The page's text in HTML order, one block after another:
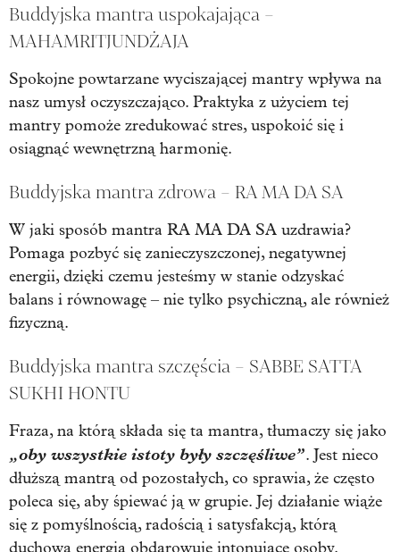
Buddyjska mantra uspokajająca –
MAHAMRITJUNDŻAJA
Spokojne powtarzane wyciszającej mantry wpływa na
nasz umysł oczyszczająco. Praktyka z użyciem tej
mantry pomoże zredukować stres, uspokoić się i
osiągnąć wewnętrzną harmonię.
Buddyjska mantra zdrowa – RA MA DA SA
W jaki sposób mantra RA MA DA SA uzdrawia?
Pomaga pozbyć się zanieczyszczonej, negatywnej
energii, dzięki czemu jesteśmy w stanie odzyskać
balans i równowagę – nie tylko psychiczną, ale również
fizyczną.
Buddyjska mantra szczęścia – SABBE SATTA
SUKHI HONTU
Fraza, na którą składa się ta mantra, tłumaczy się jako
„oby wszystkie istoty były szczęśliwe”. Jest nieco
dłuższą mantrą od pozostałych, co sprawia, że często
poleca się, aby śpiewać ją w grupie. Jej działanie wiąże
się z pomyślnością, radością i satysfakcją, którą
duchowa energia obdarowuje intonujące osoby.